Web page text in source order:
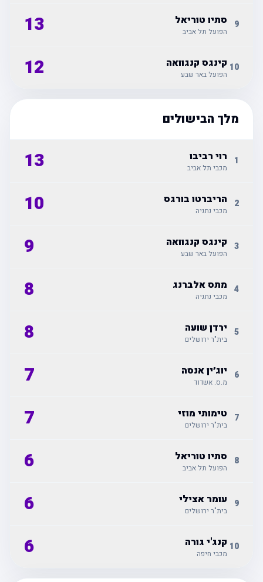
סתיו טוריאל
הפועל תל אביב 13
10 קינגס קנגוואה
הפועל באר שבע 12
מלך הבישולים
רוי רביבו
מכבי תל אביב 13
הריברטו בורגס
מכבי נתניה 10
קינגס קנגוואה
הפועל באר שבע 9
מתס אלברנג
מכבי נתניה 8
ירדן שועה
בית"ר ירושלים 8
יוג׳ין אנסה
מ.ס. אשדוד 7
טימותי מוזי
בית"ר ירושלים 7
סתיו טוריאל
הפועל תל אביב 6
עומר אצילי
בית"ר ירושלים 6
10 קנג'י גורה
מכבי חיפה 6